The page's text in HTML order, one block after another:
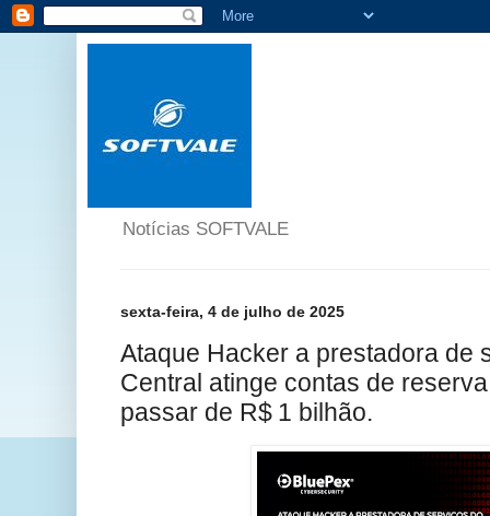
Notícias SOFTVALE
sexta-feira, 4 de julho de 2025
Ataque Hacker a prestadora de
Central atinge contas de
passar de R$ 1 bilhão.